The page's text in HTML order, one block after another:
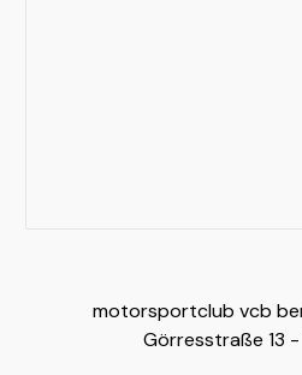
motorsportclub vcb
Görresstraße 13 -